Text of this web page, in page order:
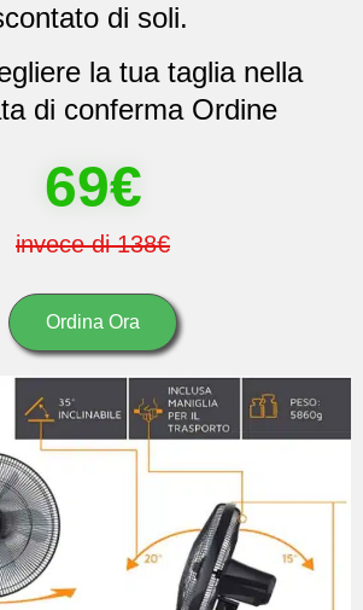
di soli.
la tua taglia nella
di conferma Ordine
69€
invece di 138€
Ordina Ora